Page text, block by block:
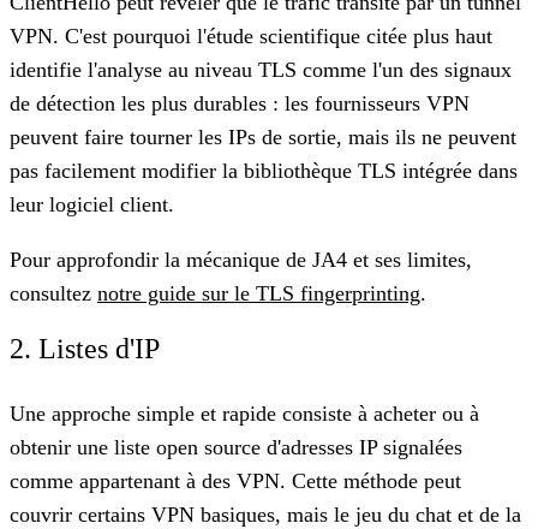
VPN. C'est pourquoi l'étude scientifique citée plus haut
identifie l'analyse au niveau TLS comme l'un des signaux
de détection les plus durables : les fournisseurs VPN
peuvent faire tourner les IPs de sortie, mais ils ne peuvent
pas facilement modifier la bibliothèque TLS intégrée dans
leur logiciel client.
Pour approfondir la mécanique de JA4 et ses limites,
consultez notre guide sur le TLS fingerprinting.
2. Listes d'IP
Une approche simple et rapide consiste à acheter ou à
obtenir une liste open source d'adresses IP signalées
comme appartenant à des VPN. Cette méthode peut
couvrir certains VPN basiques, mais le jeu du chat et de la